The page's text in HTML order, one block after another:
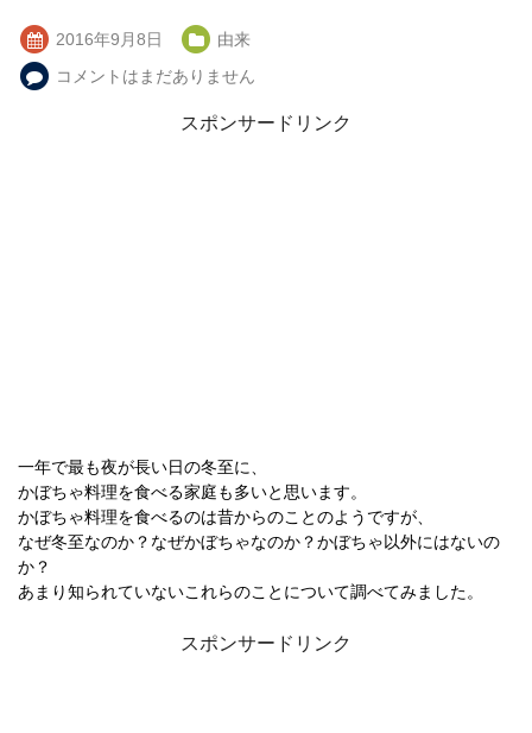
2016年9月8日
由来
コメントはまだありません
スポンサードリンク
一年で最も夜が長い日の冬至に、
かぼちゃ料理を食べる家庭も多いと思います。
かぼちゃ料理を食べるのは昔からのことのようですが、
なぜ冬至なのか？なぜかぼちゃなのか？かぼちゃ以外にはないの
か？
あまり知られていないこれらのことについて調べてみました。
スポンサードリンク